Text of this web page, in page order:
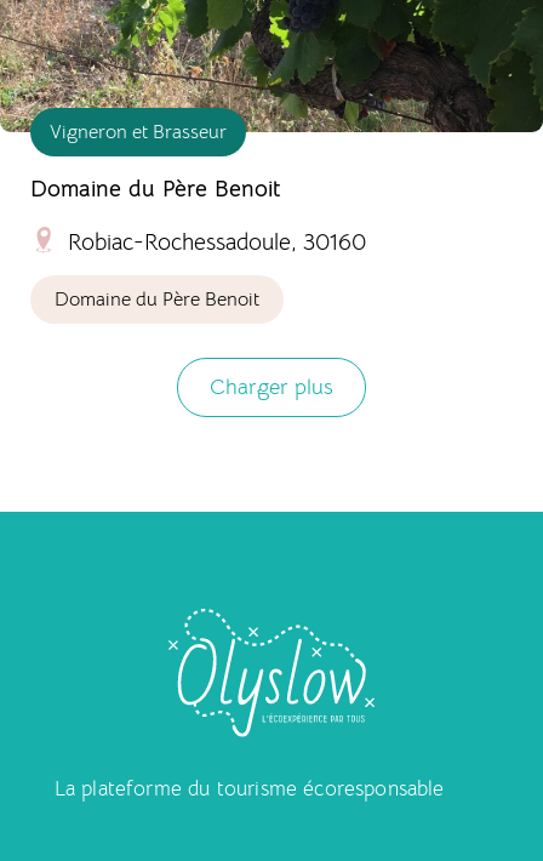
Vigneron et Brasseur
Domaine du Père Benoit
Robiac-Rochessadoule, 30160
Domaine du Père Benoit
Charger plus
La plateforme du tourisme écoresponsable